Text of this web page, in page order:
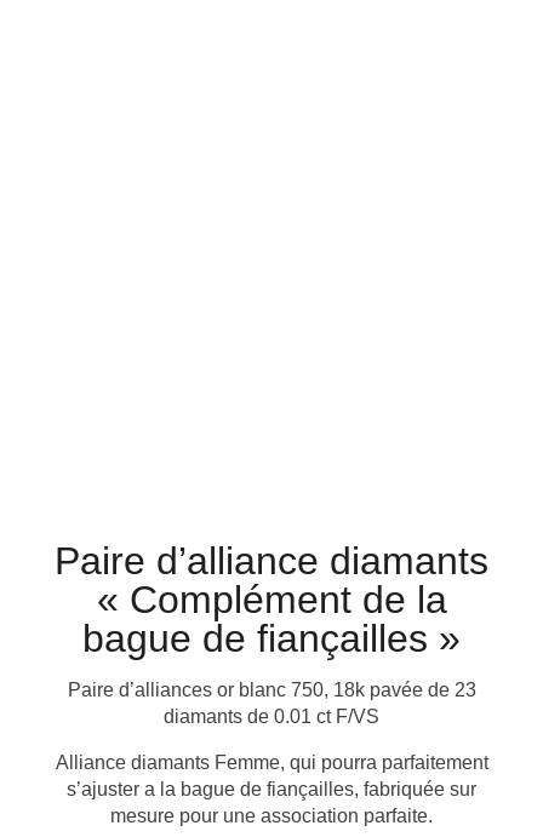
Paire d’alliance diamants
« Complément de la
bague de fiançailles »
Paire d’alliances or blanc 750, 18k pavée de 23
diamants de 0.01 ct F/VS
Alliance diamants Femme, qui pourra parfaitement
s’ajuster a la bague de fiançailles, fabriquée sur
mesure pour une association parfaite.